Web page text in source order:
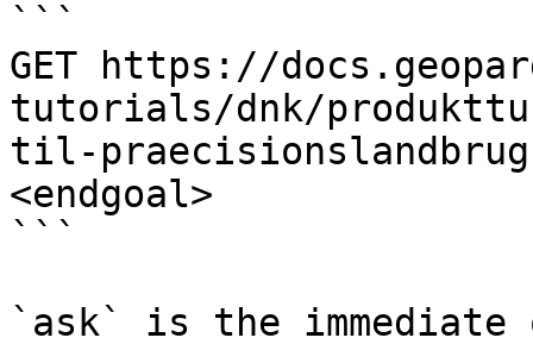
```
GET https://
tutorials/dnk/
til-
<endgoal>
```
`ask` is the